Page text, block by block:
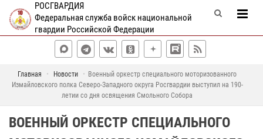
РОСГВАРДИЯ
Федеральная служба войск национальной
гвардии Российской Федерации
Главная Новости
Военный оркестр специального моторизованного
Измайловского полка Северо-Западного округа Росгвардии выступил на 190-
летии со дня освящения Смольного Собора
ВОЕННЫЙ ОРКЕСТР СПЕЦИАЛЬНОГО